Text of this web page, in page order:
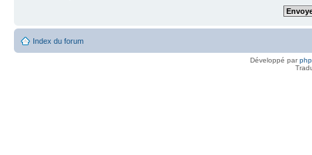
Index du forum
Développé par